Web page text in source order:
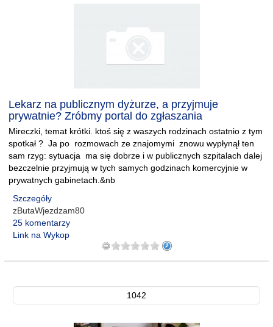
Lekarz na publicznym dyżurze, a przyjmuje
prywatnie? Zróbmy portal do zgłaszania
Mireczki, temat krótki. ktoś się z waszych rodzinach ostatnio z tym
spotkał ? Ja po rozmowach ze znajomymi znowu wypłynął ten
sam rzyg: sytuacja ma się dobrze i w publicznych szpitalach dalej
bezczelnie przyjmują w tych samych godzinach komercyjnie w
prywatnych gabinetach.&nb
Szczegóły
zButaWjezdzam80
25 komentarzy
Link na Wykop
1042